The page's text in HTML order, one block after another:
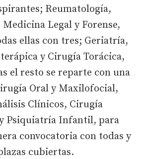
Reumatología,
Legal y Forense,
ellas con tres; Geriatría,
y Cirugía Torácica,
el resto se reparte con una
Oral y Maxilofocial,
Clínicos, Cirugía
Psiquiatría Infantil, para
convocatoria con todas y
cubiertas.